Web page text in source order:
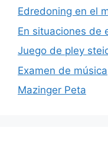
Edredoning en el
En situaciones de
Juego de pley
Examen de música
Mazinger Peta